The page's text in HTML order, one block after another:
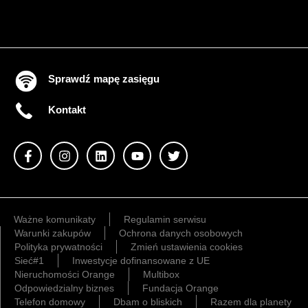
Sprawdź mapę zasięgu
Kontakt
Ważne komunikaty
Regulamin serwisu
Warunki zakupów
Ochrona danych osobowych
Polityka prywatności
Zmień ustawienia cookies
Sieć#1
Inwestycje dofinansowane z UE
Nieruchomości Orange
Multibox
Odpowiedzialny biznes
Fundacja Orange
Telefon domowy
Dbam o bliskich Razem dla planety